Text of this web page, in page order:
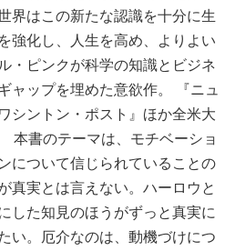
界はこの新たな認識を十分に生
強化し、人生を高め、よりよい
・ピンクが科学の知識とビジネ
ャップを埋めた意欲作。 『ニュ
シントン・ポスト』ほか全米大
書のテーマは、モチベーショ
について信じられていることの
真実とは言えない。ハーロウと
した知見のほうがずっと真実に
い。厄介なのは、動機づけにつ